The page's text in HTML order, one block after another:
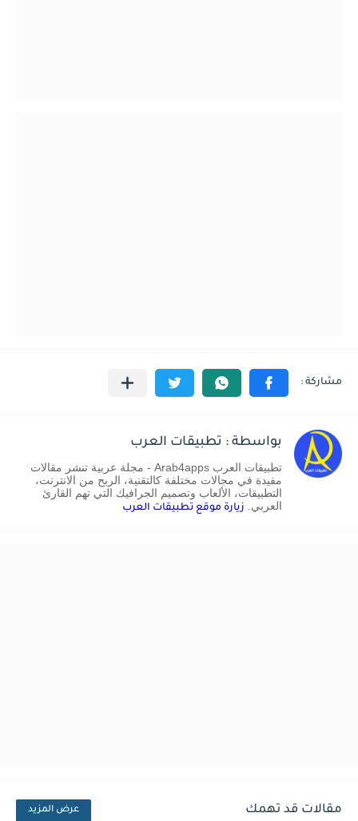
بواسطة : تطبيقات العرب
تطبيقات العرب Arab4apps - مجلة عربية تنشر مقالات
مفيدة في مجالات مختلفة كالتقنية، الربح من الانترنت،
التطبيقات، الألعاب وتصميم الجرافيك التي تهم القارئ
العربي.
زيارة موقع تطبيقات العرب
مقالات قد تهمك عرض المزيد